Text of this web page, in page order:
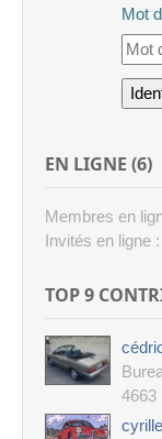
Mot
EN LIGNE (6)
Membres en
Invités en ligne :
TOP 9
4663
cyrille